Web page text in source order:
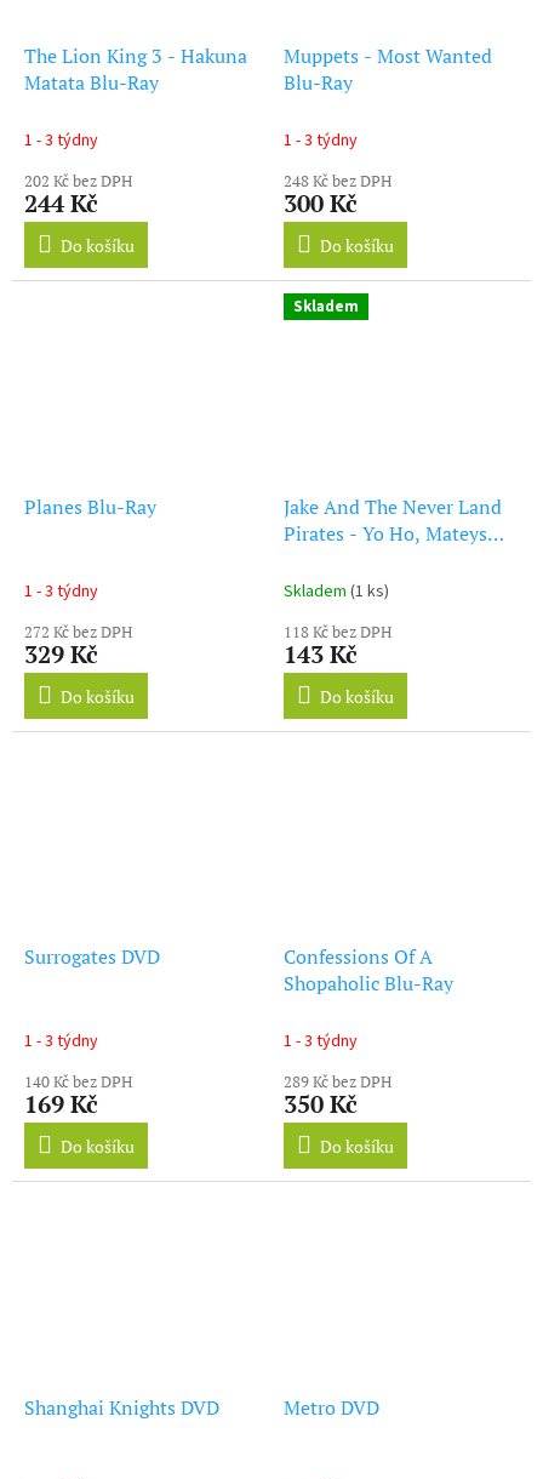
The Lion King 3 - Hakuna
Matata Blu-Ray
1 - 3 týdny
202 Kč bez DPH
244 Kč
Do košíku
Muppets - Most Wanted
Blu-Ray
1 - 3 týdny
248 Kč bez DPH
300 Kč
Do košíku
Planes Blu-Ray
1 - 3 týdny
272 Kč bez DPH
329 Kč
Do košíku
Skladem
Jake And The Never Land
Pirates - Yo Ho, Mateys
Skladem (1 ks)
118 Kč bez DPH
143 Kč
Do košíku
Surrogates DVD
1 - 3 týdny
140 Kč bez DPH
169 Kč
Do košíku
Confessions Of A
Shopaholic Blu-Ray
1 - 3 týdny
289 Kč bez DPH
350 Kč
Do košíku
Shanghai Knights DVD Metro DVD